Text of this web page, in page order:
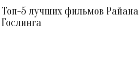
Топ-5 лучших фильмов Райана
Гослинга